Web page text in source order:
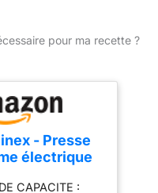
pour ma recette ?
- Presse
électrique
CAPACITE :